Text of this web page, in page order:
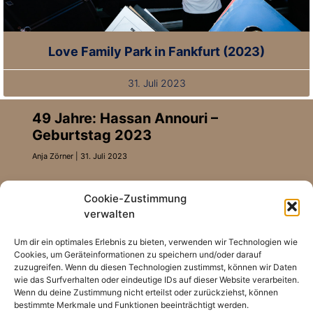
Cookie-Zustimmung
verwalten
Um dir ein optimales Erlebnis zu bieten, verwenden wir Technologien wie
Cookies, um Geräteinformationen zu speichern und/oder darauf
zuzugreifen. Wenn du diesen Technologien zustimmst, können wir Daten
wie das Surfverhalten oder eindeutige IDs auf dieser Website verarbeiten.
Wenn du deine Zustimmung nicht erteilst oder zurückziehst, können
bestimmte Merkmale und Funktionen beeinträchtigt werden.
Love Family Park in Fankfurt (2023)
31. Juli 2023
49 Jahre: Hassan Annouri –
Geburtstag 2023
Anja Zörner 31. Juli 2023
MEHR ERFAHREN
Erfahrungsbericht: Tócame –
Anja Zörner 21. April 2023
MEHR ERFAHREN